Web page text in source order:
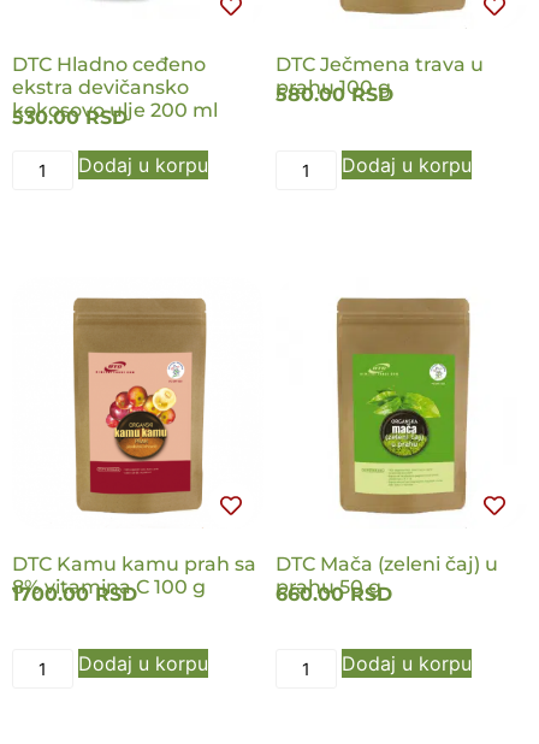
DTC Hladno ceđeno
ekstra devičansko
kokosovo ulje 200 ml
530.00RSD
Dodaj u korpu
DTC Ječmena trava u
prahu 100 g
580.00RSD
Dodaj u korpu
DTC Kamu kamu prah sa
8% vitamina C 100 g
1700.00RSD
Dodaj u korpu
DTC Mača (zeleni čaj) u
prahu 50 g
660.00RSD
Dodaj u korpu